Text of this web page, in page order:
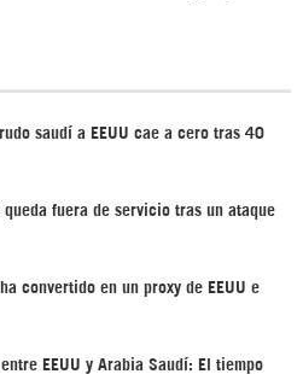
saudí a EEUU cae a cero tras 40
queda fuera de servicio tras un ataque
convertido en un proxy de EEUU e
EEUU y Arabia Saudí: El tiempo